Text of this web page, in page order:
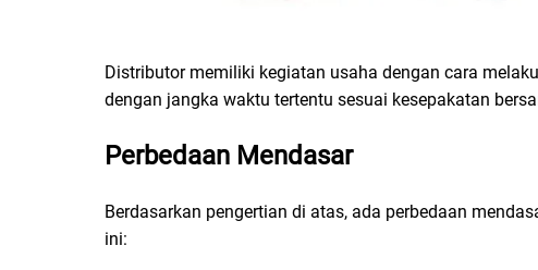
Distributor memiliki kegiatan usaha dengan cara
dengan jangka waktu tertentu sesuai kesepakatan
Perbedaan Mendasar
Berdasarkan pengertian di atas, ada perbedaan
ini: